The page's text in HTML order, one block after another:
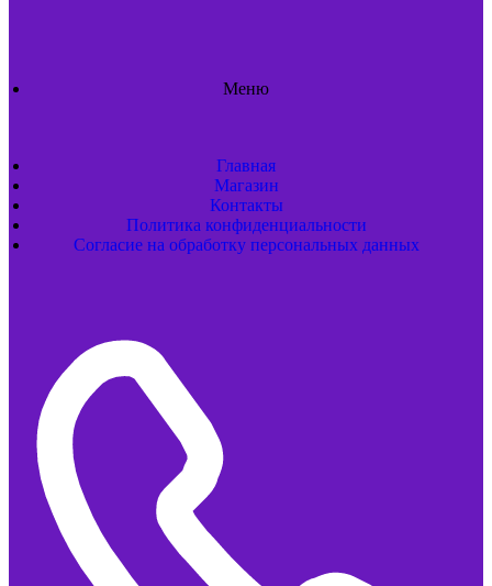
Меню
Главная
Магазин
Контакты
Политика конфиденциальности
Согласие на обработку персональных данных